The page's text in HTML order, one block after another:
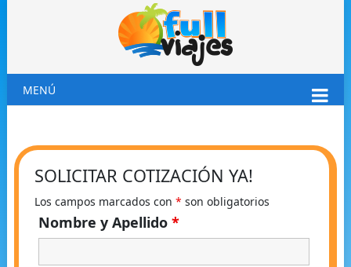
MENÚ
SOLICITAR COTIZACIÓN YA!
Los campos marcados con * son obligatorios
Nombre y Apellido *